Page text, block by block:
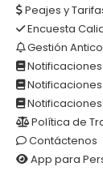
Peajes y
Encuesta
Gestión
Política de
Contáctenos
App para